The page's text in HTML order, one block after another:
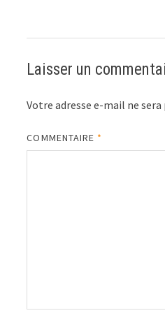
Laisser un
Votre adresse e-mail ne sera
COMMENTAIRE *